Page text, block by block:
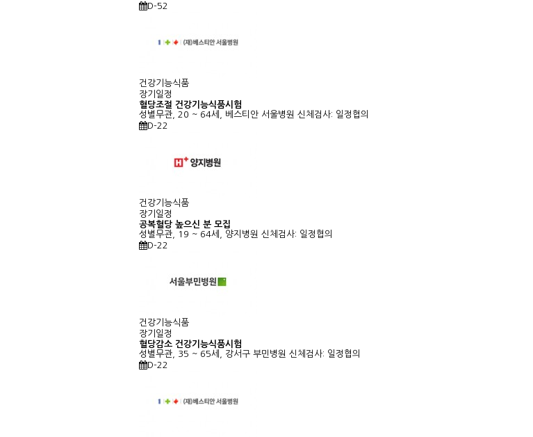
D-52
건강기능식품
장기일정
혈당조절 건강기능식품시험
성별무관, 20 ~ 64세, 베스티안 서울병원 신체검사: 일정협의
D-22
건강기능식품
장기일정
공복혈당 높으신 분 모집
성별무관, 19 ~ 64세, 양지병원 신체검사: 일정협의
D-22
건강기능식품
장기일정
혈당감소 건강기능식품시험
성별무관, 35 ~ 65세, 강서구 부민병원 신체검사: 일정협의
D-22